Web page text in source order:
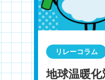
地球温暖
リレーコラム